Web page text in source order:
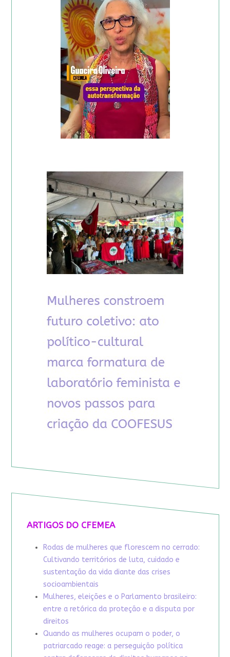
ARTIGOS DO CFEMEA
Rodas de mulheres que florescem no cerrado:
Cultivando territórios de luta, cuidado e
sustentação da vida diante das crises
socioambientais
Mulheres, eleições e o Parlamento brasileiro:
entre a retórica da proteção e a disputa por
direitos
Quando as mulheres ocupam o poder, o
patriarcado reage: a perseguição política